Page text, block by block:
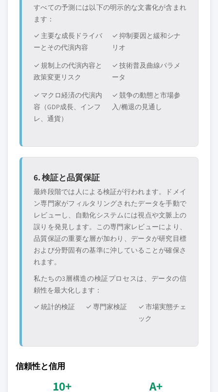
すべての予測には以下の明示的な文書化が含まれ
ます：
✓ 主要な成長ドライバ
ーとその代演内容
✓ 抑制要因と緩和シナ
リオ
✓ 規制上の代演内容と
政策変更リスク
✓ 技術普及曲線パラメ
ータ
✓ マクロ経済の代演内
容（GDP成長、インフ
レ、通貨）
✓ 競争の動態と市場参
入/椭退の見通し
6. 検証と品質保証
最終段階では人による検証が行われます。ドメイ
ン専門家がフィルタリングされたデータを手動で
レビューし、自動化システムには視点や文脈上の
誤りを発見します。この専門家レビューにより、
品質保証の重要な層が加わり、データが研究目標
および分野固有の基準に沖していることが確保さ
れます。
私たちの3層構造の検証プロセスは、データの信
頼性を最大化します：
✓ 統計的検証
✓ 専門家検証
✓ 市場実態チェ
ック
信頼性と信用
10+ A+